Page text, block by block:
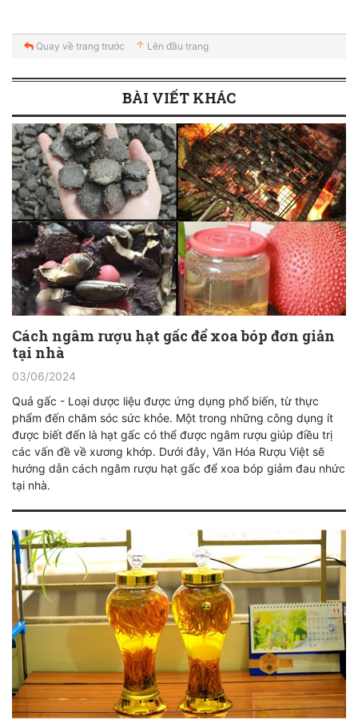
Quay về trang trước Lên đầu trang
BÀI VIẾT KHÁC
Cách ngâm rượu hạt gấc để xoa bóp đơn giản
tại nhà
03/06/2024
Quả gấc - Loại dược liệu được ứng dụng phổ biến, từ thực
phẩm đến chăm sóc sức khỏe. Một trong những công dụng ít
được biết đến là hạt gấc có thể được ngâm rượu giúp điều trị
các vấn đề về xương khớp. Dưới đây, Văn Hóa Rượu Việt sẽ
hướng dẫn cách ngâm rượu hạt gấc để xoa bóp giảm đau nhức
tại nhà.